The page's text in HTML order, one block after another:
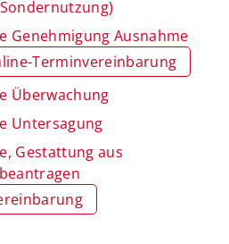
Genehmigung Ausnahme
Terminvereinbarung
Überwachung
Untersagung
Gestattung aus